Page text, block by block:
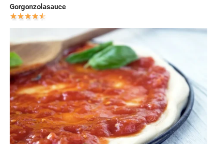
Gorgonzolasauce